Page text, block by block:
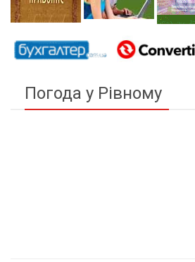
Погода у Рівному